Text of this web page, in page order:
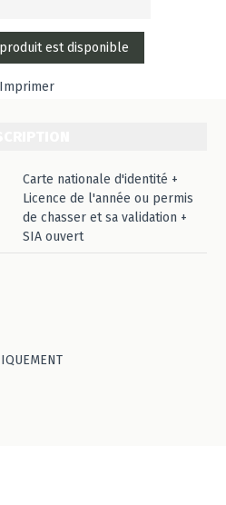
Imprimer
Carte nationale d'identité +
Licence de l'année ou permis
de chasser et sa validation +
SIA ouvert